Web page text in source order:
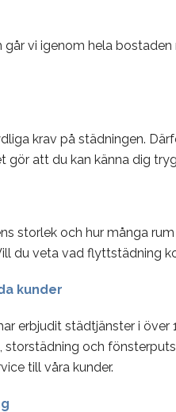
vi igenom hela
krav på städningen.
att du kan känna dig
storlek och hur många
du veta vad flyttstädning
kunder
erbjudit städtjänster i över
och
till våra kunder.